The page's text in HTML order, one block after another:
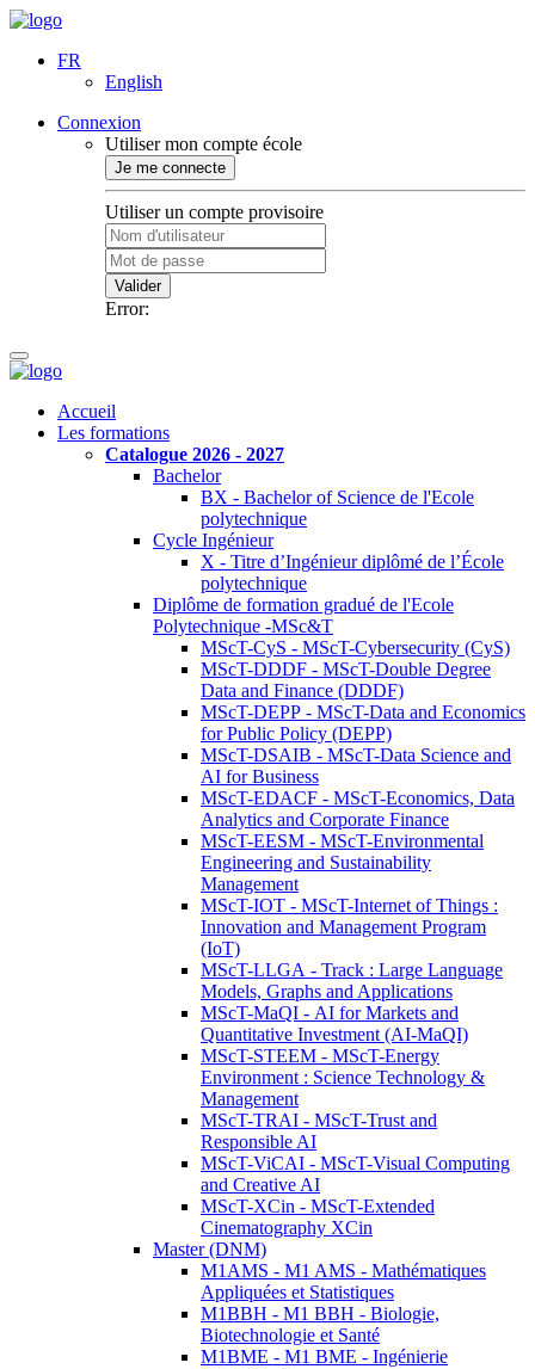
FR
English
Connexion
Utiliser mon compte école
Je me connecte
Utiliser un compte provisoire
Valider
Error:
Accueil
Les formations
Catalogue 2026 - 2027
Bachelor
BX - Bachelor of Science de l'Ecole
polytechnique
Cycle Ingénieur
X - Titre d’Ingénieur diplômé de l’École
polytechnique
Diplôme de formation gradué de l'Ecole
Polytechnique -MSc&T
MScT-CyS - MScT-Cybersecurity (CyS)
MScT-DDDF - MScT-Double Degree
Data and Finance (DDDF)
MScT-DEPP - MScT-Data and Economics
for Public Policy (DEPP)
MScT-DSAIB - MScT-Data Science and
AI for Business
MScT-EDACF - MScT-Economics, Data
Analytics and Corporate Finance
MScT-EESM - MScT-Environmental
Engineering and Sustainability
Management
MScT-IOT - MScT-Internet of Things :
Innovation and Management Program
(IoT)
MScT-LLGA - Track : Large Language
Models, Graphs and Applications
MScT-MaQI - AI for Markets and
Quantitative Investment (AI-MaQI)
MScT-STEEM - MScT-Energy
Environment : Science Technology &
Management
MScT-TRAI - MScT-Trust and
Responsible AI
MScT-ViCAI - MScT-Visual Computing
and Creative AI
MScT-XCin - MScT-Extended
Cinematography XCin
Master (DNM)
M1AMS - M1 AMS - Mathématiques
Appliquées et Statistiques
M1BBH - M1 BBH - Biologie,
Biotechnologie et Santé
M1BME - M1 BME - Ingénierie